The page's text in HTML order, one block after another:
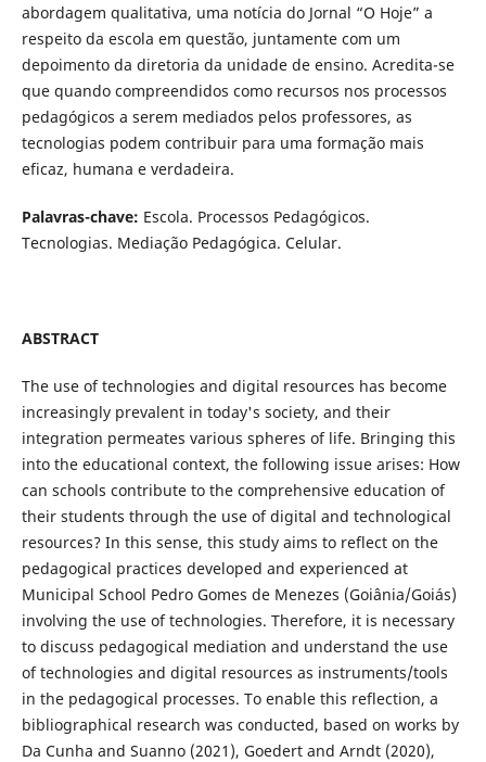
abordagem qualitativa, uma notícia do Jornal “O Hoje” a
respeito da escola em questão, juntamente com um
depoimento da diretoria da unidade de ensino. Acredita-se
que quando compreendidos como recursos nos processos
pedagógicos a serem mediados pelos professores, as
tecnologias podem contribuir para uma formação mais
eficaz, humana e verdadeira.
Palavras-chave: Escola. Processos Pedagógicos.
Tecnologias. Mediação Pedagógica. Celular.
ABSTRACT
The use of technologies and digital resources has become
increasingly prevalent in today's society, and their
integration permeates various spheres of life. Bringing this
into the educational context, the following issue arises: How
can schools contribute to the comprehensive education of
their students through the use of digital and technological
resources? In this sense, this study aims to reflect on the
pedagogical practices developed and experienced at
Municipal School Pedro Gomes de Menezes (Goiânia/Goiás)
involving the use of technologies. Therefore, it is necessary
to discuss pedagogical mediation and understand the use
of technologies and digital resources as instruments/tools
in the pedagogical processes. To enable this reflection, a
bibliographical research was conducted, based on works by
Da Cunha and Suanno (2021), Goedert and Arndt (2020),